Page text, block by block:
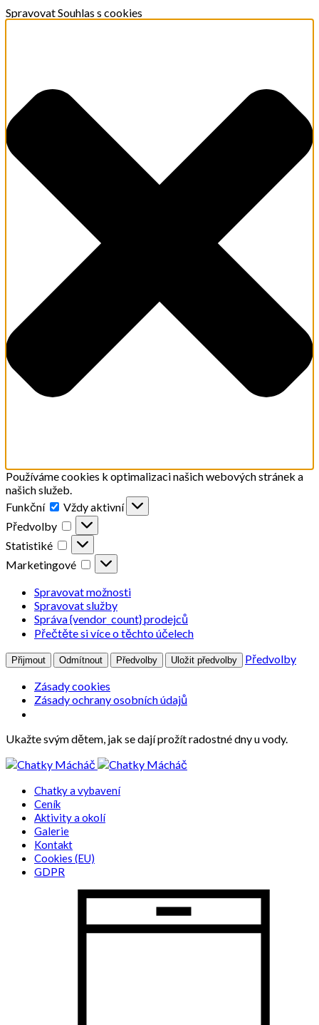
Spravovat Souhlas s cookies
Používáme cookies k optimalizaci našich webových stránek a
našich služeb.
Funkční
Funkční
Vždy aktivní
Předvolby
Předvolby
Statistiké
Statistiké
Marketingové
Marketingové
Spravovat možnosti
Spravovat služby
Správa {vendor_count} prodejců
Přečtěte si více o těchto účelech
Přijmout Odmítnout Předvolby Uložit předvolby
Předvolby
Zásady cookies
Zásady ochrany osobních údajů
Ukažte svým dětem, jak se dají prožít radostné dny u vody.
Chatky a vybavení
Ceník
Aktivity a okolí
Galerie
Kontakt
Cookies (EU)
GDPR